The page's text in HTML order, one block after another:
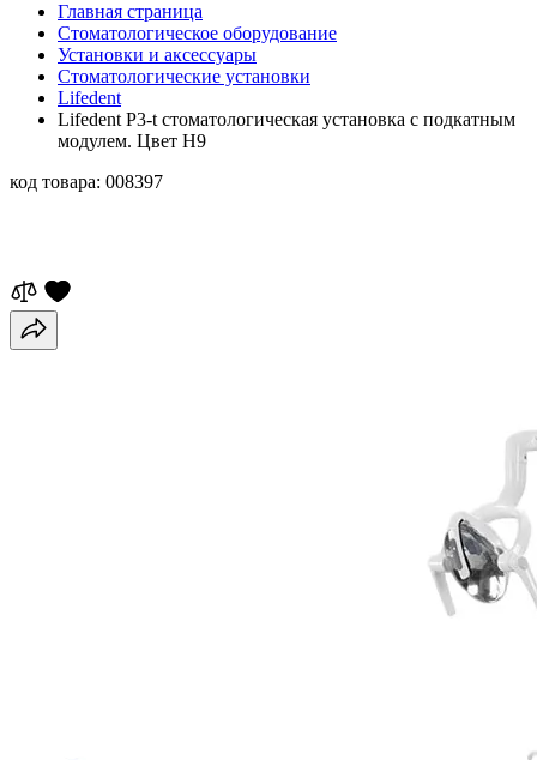
Главная страница
Стоматологическое оборудование
Установки и аксессуары
Стоматологические установки
Lifedent
Lifedent P3-t стоматологическая установка с подкатным
модулем. Цвет H9
код товара: 008397